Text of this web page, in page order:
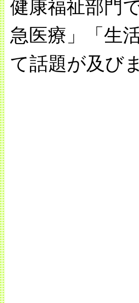
健康福祉部門
急医療」「生
て話題が及び